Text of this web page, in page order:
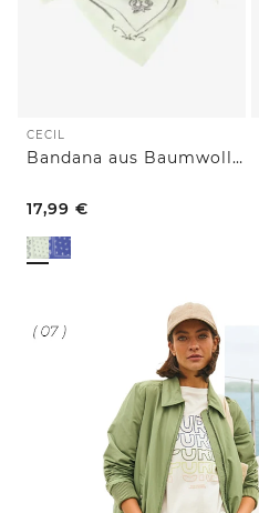
CECIL
Bandana aus Baumwolle mit Print
17,99 €